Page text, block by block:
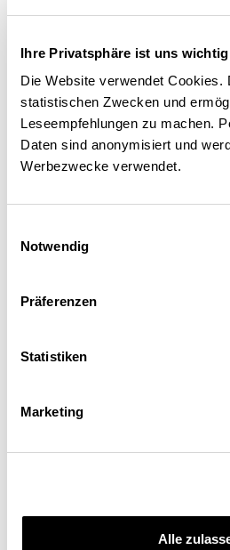
Ihre Privatsphäre ist uns wichtig
Die Website verwendet Cookies.
statistischen Zwecken und
Leseempfehlungen zu machen.
Daten sind anonymisiert und
Werbezwecke verwendet.
Notwendig
Präferenzen
Statistiken
Marketing
Alle
Martin Gisiger| 01.07.2014
Das
Kirgisistan
Martin Gisiger